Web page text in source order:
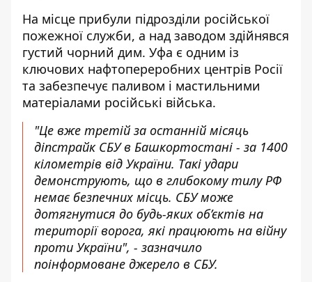
На місце прибули підрозділи російської
пожежної служби, а над заводом здійнявся
густий чорний дим. Уфа є одним із
ключових нафтопереробних центрів Росії
та забезпечує паливом і мастильними
матеріалами російські війська.
"Це вже третій за останній місяць
діпстрайк СБУ в Башкортостані - за 1400
кілометрів від України. Такі удари
демонструють, що в глибокому тилу РФ
немає безпечних місць. СБУ може
дотягнутися до будь-яких об’єктів на
території ворога, які працюють на війну
проти України", - зазначило
поінформоване джерело в СБУ.